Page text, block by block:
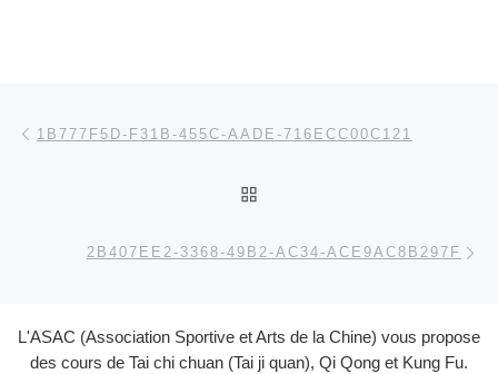
Parcourir les articles
1B777F5D-F31B-455C-AADE-716ECC00C121
2B407EE2-3368-49B2-AC34-ACE9AC8B297F
L'ASAC (Association Sportive et Arts de la Chine) vous propose
des cours de Tai chi chuan (Tai ji quan), Qi Qong et Kung Fu.